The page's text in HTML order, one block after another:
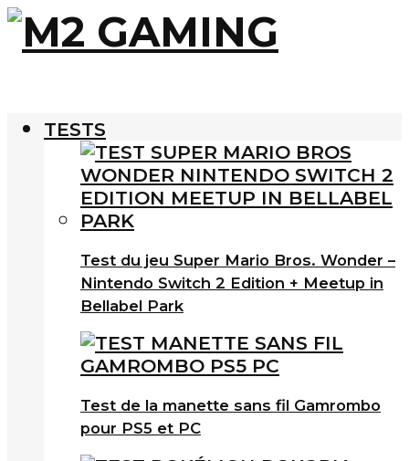
TESTS
Test du jeu Super Mario Bros. Wonder –
Nintendo Switch 2 Edition + Meetup in
Bellabel Park
Test de la manette sans fil Gamrombo
pour PS5 et PC